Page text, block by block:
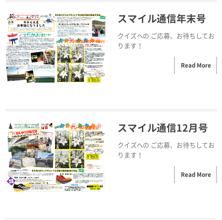
スマイル通信年末号
クイズへの ご応募、お待ちしてお
ります！
Read More
スマイル通信12月号
クイズへの ご応募、お待ちしてお
ります！
Read More